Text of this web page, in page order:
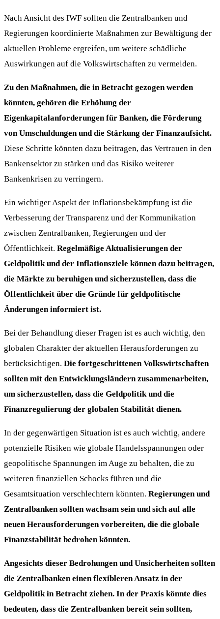
Nach Ansicht des IWF sollten die Zentralbanken und
Regierungen koordinierte Maßnahmen zur Bewältigung der
aktuellen Probleme ergreifen, um weitere schädliche
Auswirkungen auf die Volkswirtschaften zu vermeiden.
Zu den Maßnahmen, die in Betracht gezogen werden
könnten, gehören die Erhöhung der
Eigenkapitalanforderungen für Banken, die Förderung
von Umschuldungen und die Stärkung der Finanzaufsicht.
Diese Schritte könnten dazu beitragen, das Vertrauen in den
Bankensektor zu stärken und das Risiko weiterer
Bankenkrisen zu verringern.
Ein wichtiger Aspekt der Inflationsbekämpfung ist die
Verbesserung der Transparenz und der Kommunikation
zwischen Zentralbanken, Regierungen und der
Öffentlichkeit. Regelmäßige Aktualisierungen der
Geldpolitik und der Inflationsziele können dazu beitragen,
die Märkte zu beruhigen und sicherzustellen, dass die
Öffentlichkeit über die Gründe für geldpolitische
Änderungen informiert ist.
Bei der Behandlung dieser Fragen ist es auch wichtig, den
globalen Charakter der aktuellen Herausforderungen zu
berücksichtigen. Die fortgeschrittenen Volkswirtschaften
sollten mit den Entwicklungsländern zusammenarbeiten,
um sicherzustellen, dass die Geldpolitik und die
Finanzregulierung der globalen Stabilität dienen.
In der gegenwärtigen Situation ist es auch wichtig, andere
potenzielle Risiken wie globale Handelsspannungen oder
geopolitische Spannungen im Auge zu behalten, die zu
weiteren finanziellen Schocks führen und die
Gesamtsituation verschlechtern könnten. Regierungen und
Zentralbanken sollten wachsam sein und sich auf alle
neuen Herausforderungen vorbereiten, die die globale
Finanzstabilität bedrohen könnten.
Angesichts dieser Bedrohungen und Unsicherheiten sollten
die Zentralbanken einen flexibleren Ansatz in der
Geldpolitik in Betracht ziehen. In der Praxis könnte dies
bedeuten, dass die Zentralbanken bereit sein sollten,